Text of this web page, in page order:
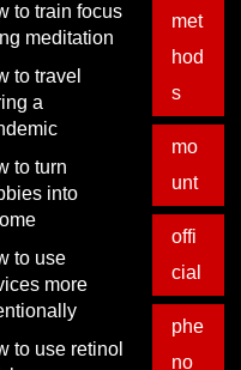
to train focus
meditation
to travel
a
to turn
into
to use
more
to use retinol
met
hod
s
mo
unt
offi
cial
phe
no